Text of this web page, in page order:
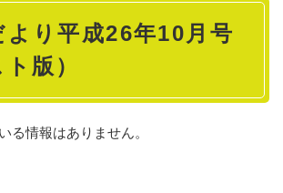
より平成26年10月号
版）
る情報はありません。